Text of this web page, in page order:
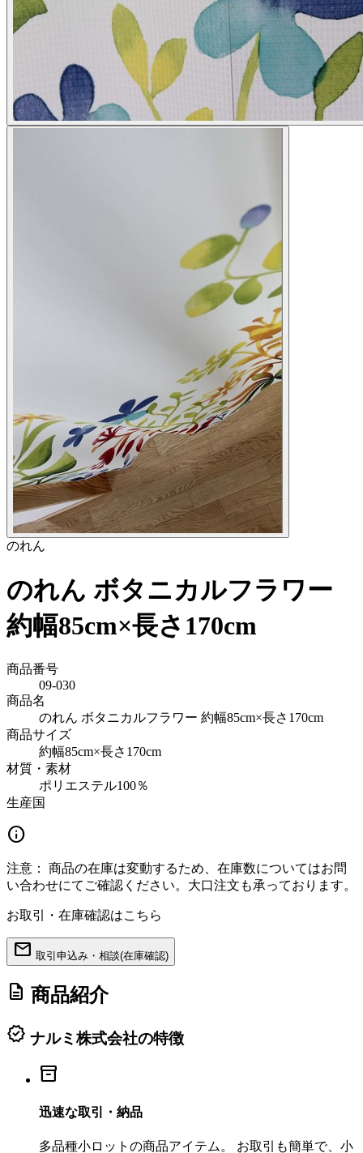
のれん
のれん ボタニカルフラワー
約幅85cm×長さ170cm
商品番号
09-030
商品名
のれん ボタニカルフラワー 約幅85cm×長さ170cm
商品サイズ
約幅85cm×長さ170cm
材質・素材
ポリエステル100％
生産国
info
注意：
商品の在庫は変動するため、在庫数についてはお問
い合わせにてご確認ください。大口注文も承っております。
お取引・在庫確認はこちら
mail 取引申込み・相談(在庫確認)
description 商品紹介
verified ナルミ株式会社の特徴
inventory_2
迅速な取引・納品
多品種小ロットの商品アイテム。 お取引も簡単で、小